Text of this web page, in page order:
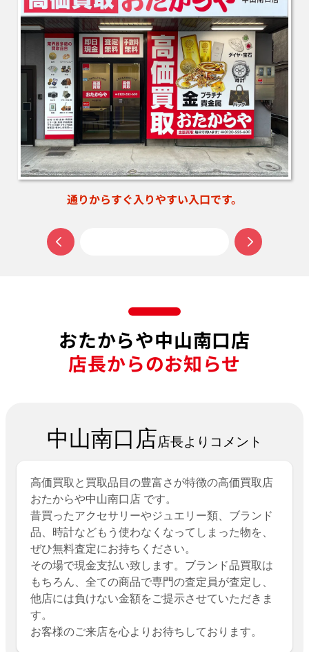
通りからすぐ入りやすい入口です。
おたからや中山南口店
店長からのお知らせ
中山南口店店長よりコメント
高価買取と買取品目の豊富さが特徴の高価買取店
おたからや中山南口店 です。
昔買ったアクセサリーやジュエリー類、ブランド
品、時計などもう使わなくなってしまった物を、
ぜひ無料査定にお持ちください。
その場で現金支払い致します。ブランド品買取は
もちろん、全ての商品で専門の査定員が査定し、
他店には負けない金額をご提示させていただきま
す。
お客様のご来店を心よりお待ちしております。